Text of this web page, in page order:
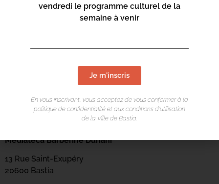
LIEU DE L'ÉVÉNEMENT
Mediateca Barberine Duriani
13 Rue Saint-Exupéry
20600 Bastia
vendredi le programme culturel de la
semaine à venir
Je m'inscris
En vous inscrivant, vous acceptez de vous conformer à la
politique de confidentialité et aux conditions d’utilisation
de la Ville de Bastia.